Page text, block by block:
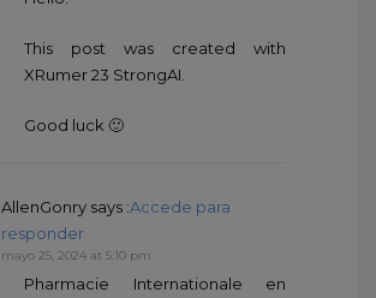
This post was created with
XRumer 23 StrongAI.
Good luck 🙂
AllenGonry says :Accede para
responder
mayo 25, 2024 at 5:10 pm
Pharmacie Internationale en